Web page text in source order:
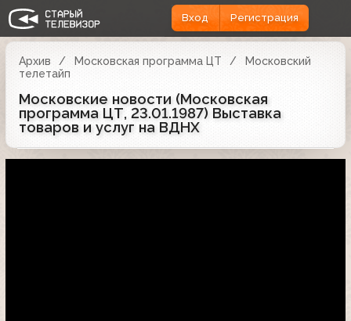
Вход Регистрация
Архив Московская программа ЦТ
Московский
телетайп
Московские новости (Московская
программа ЦТ, 23.01.1987) Выставка
товаров и услуг на ВДНХ